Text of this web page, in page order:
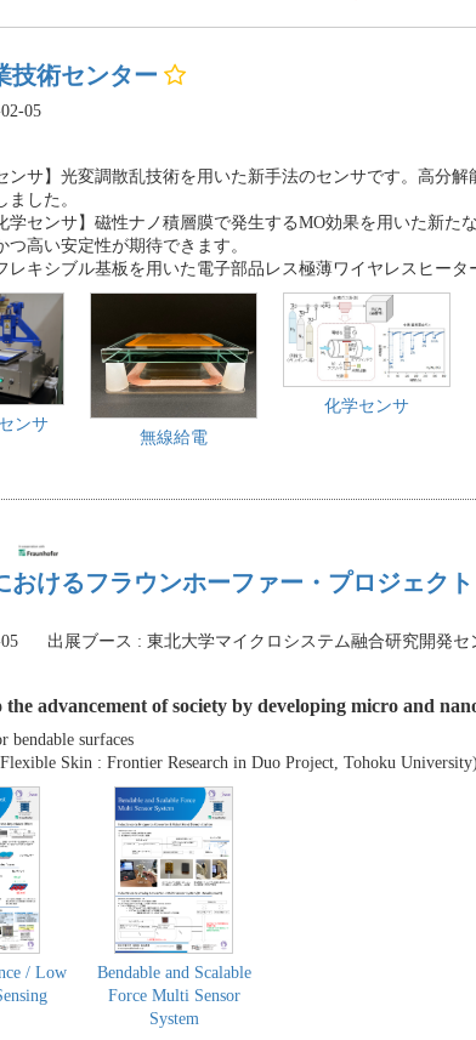
技術センター
02-05
ンサ】光変調散乱技術を用いた新手法のセンサです。高分
した。
学センサ】磁性ナノ積層膜で発生するMO効果を用いた新
つ高い安定性が期待できます。
レキシブル基板を用いた電子部品レス極薄ワイヤレスヒー
ンサ
無線給電
化学センサ
おけるフラウンホーファー・プロジェク
05 出展ブース : 東北大学マイクロシステム融合研究開発セ
advancement of society by developing micro and
bendable surfaces
Skin : Frontier Research in Duo Project, Tohoku University)
/ Low
Bendable and Scalable
Force Multi Sensor
System